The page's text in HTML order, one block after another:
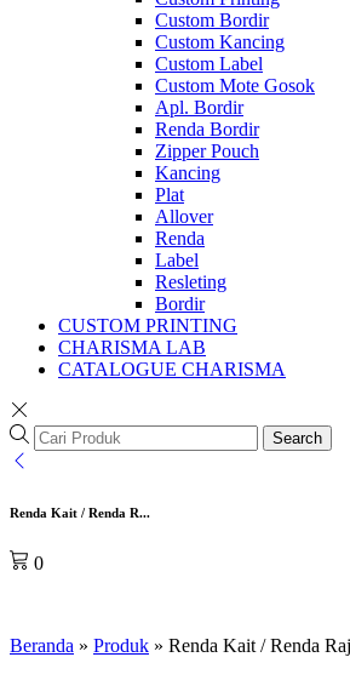
Custom Bordir
Custom Kancing
Custom Label
Custom Mote Gosok
Apl. Bordir
Renda Bordir
Zipper Pouch
Kancing
Plat
Allover
Renda
Label
Resleting
Bordir
CUSTOM PRINTING
CHARISMA LAB
CATALOGUE CHARISMA
Search
Renda Kait / Renda R...
0
Beranda » Produk » Renda Kait / Renda